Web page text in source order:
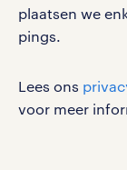
plaatsen we
pings.
Lees ons
voor meer
disclaimer
sitemap
RANDSTAD,
WORLD OF